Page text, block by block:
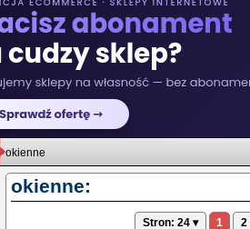
okienne
okienne:
Stron: 24 ▾ 1 2